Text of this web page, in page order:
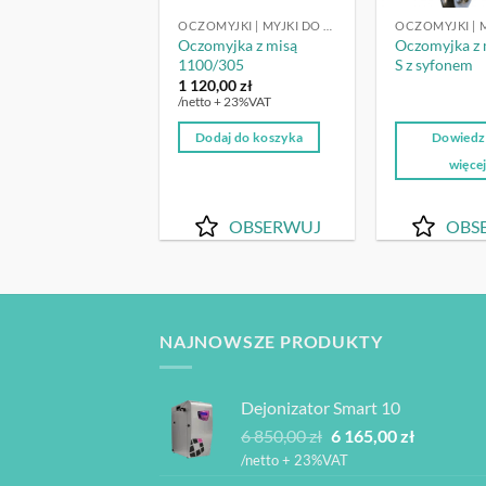
Oczomyjka z misą
1100/305
1 120,00zł
/netto + 23%VAT
Dodaj do koszyka
OBSERWUJ
Oczomyjka z
S z syfonem
Dowiedz
więcej
NAJNOWSZE PRODUKTY
Dejonizator Smart 10
6 850,00zł Pierwotna
cena
6 165,00złAktualna
/netto + 23%VAT